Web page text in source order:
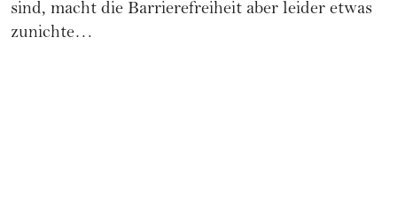
sind, macht die Barrierefreiheit aber leider etwas
zunichte…